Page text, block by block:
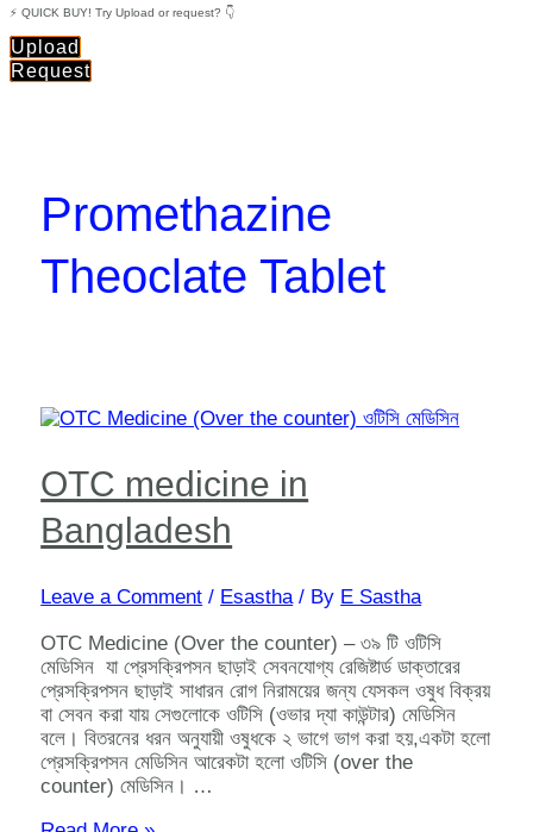
⚡ QUICK BUY! Try Upload or request? 👇
Upload
Request
Promethazine
Theoclate Tablet
OTC medicine in
Bangladesh
Leave a Comment / Esastha/ By E Sastha
OTC Medicine (Over the counter) – ৩৯ টি ওটিসি
মেডিসিন যা প্রেসক্রিপসন ছাড়াই সেবনযোগ্য রেজিষ্টার্ড ডাক্তারের
প্রেসক্রিপসন ছাড়াই সাধারন রোগ নিরাময়ের জন্য যেসকল ওষুধ বিক্রয়
বা সেবন করা যায় সেগুলোকে ওটিসি (ওভার দ্যা কাউন্টার) মেডিসিন
বলে। বিতরনের ধরন অনুযায়ী ওষুধকে ২ ভাগে ভাগ করা হয়,একটা হলো
প্রেসক্রিপসন মেডিসিন আরেকটা হলো ওটিসি (over the
counter) মেডিসিন। …